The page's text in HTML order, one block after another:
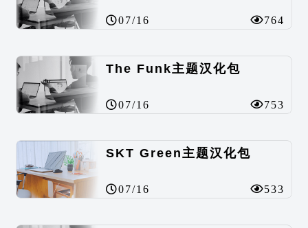
07/16 764
The Funk主题汉化包
07/16 753
SKT Green主题汉化包
07/16 533